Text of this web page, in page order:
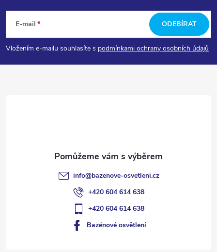
p
a
E-mail
Vložením e-mailu souhlasíte s podmínkami ochrany osobních údajů
ODEBÍRAT
info@bazenove-osvetleni.cz
+420 604 614 638
+420 604 614 638
Bazénové osvětlení